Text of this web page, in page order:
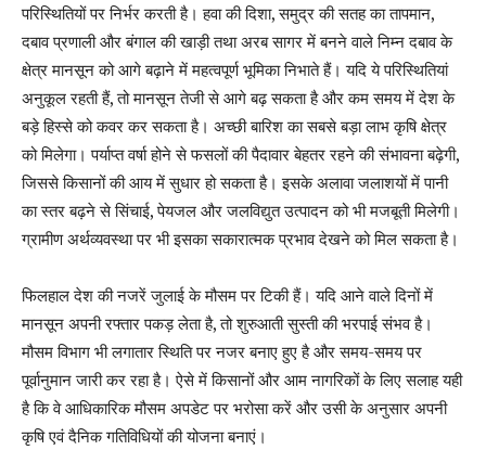
परिस्थितियों पर निर्भर करती है। हवा की दिशा, समुद्र की सतह का तापमान,
दबाव प्रणाली और बंगाल की खाड़ी तथा अरब सागर में बनने वाले निम्न दबाव के
क्षेत्र मानसून को आगे बढ़ाने में महत्वपूर्ण भूमिका निभाते हैं। यदि ये परिस्थितियां
अनुकूल रहती हैं, तो मानसून तेजी से आगे बढ़ सकता है और कम समय में देश के
बड़े हिस्से को कवर कर सकता है। अच्छी बारिश का सबसे बड़ा लाभ कृषि क्षेत्र
को मिलेगा। पर्याप्त वर्षा होने से फसलों की पैदावार बेहतर रहने की संभावना बढ़ेगी,
जिससे किसानों की आय में सुधार हो सकता है। इसके अलावा जलाशयों में पानी
का स्तर बढ़ने से सिंचाई, पेयजल और जलविद्युत उत्पादन को भी मजबूती मिलेगी।
ग्रामीण अर्थव्यवस्था पर भी इसका सकारात्मक प्रभाव देखने को मिल सकता है।
फिलहाल देश की नजरें जुलाई के मौसम पर टिकी हैं। यदि आने वाले दिनों में
मानसून अपनी रफ्तार पकड़ लेता है, तो शुरुआती सुस्ती की भरपाई संभव है।
मौसम विभाग भी लगातार स्थिति पर नजर बनाए हुए है और समय-समय पर
पूर्वानुमान जारी कर रहा है। ऐसे में किसानों और आम नागरिकों के लिए सलाह यही
है कि वे आधिकारिक मौसम अपडेट पर भरोसा करें और उसी के अनुसार अपनी
कृषि एवं दैनिक गतिविधियों की योजना बनाएं।